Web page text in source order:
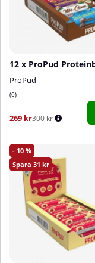
ProPud
0
269 kr300 kr
10
31